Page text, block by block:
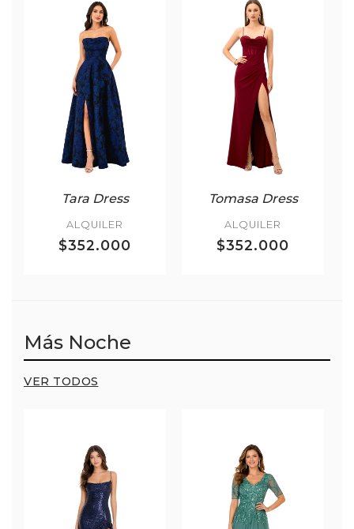
Tara Dress
ALQUILER
$352.000
Tomasa Dress
ALQUILER
$352.000
Más Noche
VER TODOS